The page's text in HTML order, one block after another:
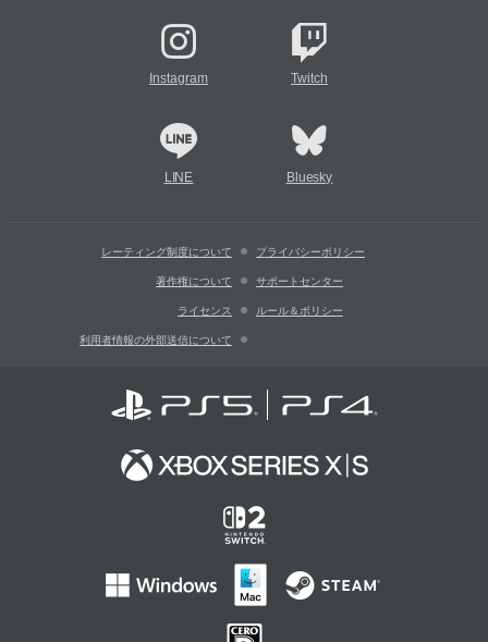
Instagram Twitch
LINE Bluesky
レーティング制度について プライバシーポリシー
著作権について サポートセンター
ライセンス ルール＆ポリシー
利用者情報の外部送信について